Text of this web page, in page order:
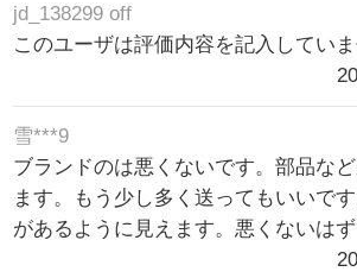
jd_138299 off
このユーザは評価内容を記入していま
雪***9
ブランドのは悪くないです。部品な
ます。もう少し多く送ってもいいで
があるように見えます。悪くないはず